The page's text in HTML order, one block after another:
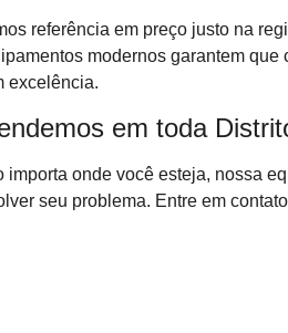
referência em preço justo na
modernos garantem
excelência.
em toda
importa onde você esteja, nossa
seu problema. Entre em